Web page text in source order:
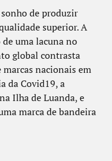
de produzir
superior. A
uma lacuna no
global contrasta
nacionais em
da Covid19, a
Ilha de Luanda, e
marca de bandeira